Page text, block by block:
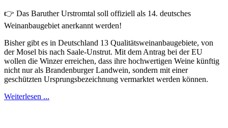
👉 Das Baruther Urstromtal soll offiziell als 14. deutsches
Weinanbaugebiet anerkannt werden!
Bisher gibt es in Deutschland 13 Qualitätsweinanbaugebiete, von
der Mosel bis nach Saale-Unstrut. Mit dem Antrag bei der EU
wollen die Winzer erreichen, dass ihre hochwertigen Weine künftig
nicht nur als Brandenburger Landwein, sondern mit einer
geschützten Ursprungsbezeichnung vermarktet werden können.
Weiterlesen ...